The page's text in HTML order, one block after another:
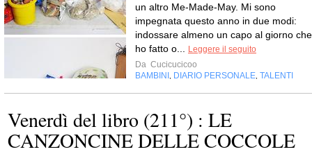
un altro Me-Made-May. Mi sono
impegnata questo anno in due modi:
indossare almeno un capo al giorno che
ho fatto o...
Leggere il seguito
Da Cucicucicoo
BAMBINI DIARIO PERSONALE TALENTI
Venerdì del libro (211°) : LE
CANZONCINE DELLE COCCOLE